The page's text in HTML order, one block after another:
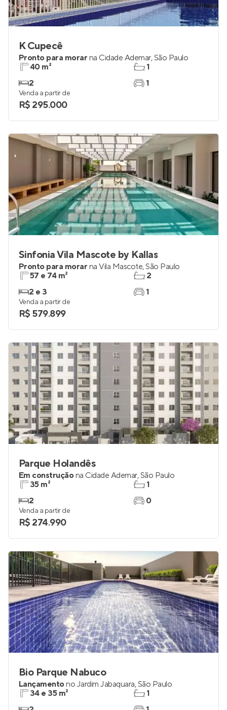
K Cupecê
Pronto para morar na Cidade Ademar,São Paulo
40 m²
2
1
1
Venda a partir de
R$ 295.000
Sinfonia Vila Mascote by Kallas
Pronto para morar na Vila Mascote,São Paulo
57 e 74 m²
2 e 3
2
1
Venda a partir de
R$ 579.899
Parque Holandês
Em construçãona Cidade Ademar,São Paulo
35 m²
2
1
0
Venda a partir de
R$ 274.990
Bio Parque Nabuco
Lançamentono Jardim Jabaquara,São Paulo
34 e 35 m²
1